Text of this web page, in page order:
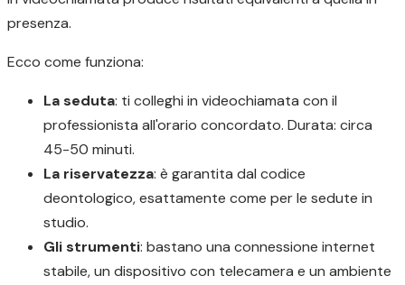
presenza.
Ecco come funziona:
La seduta: ti colleghi in videochiamata con il
professionista all'orario concordato. Durata: circa
45-50 minuti.
La riservatezza: è garantita dal codice
deontologico, esattamente come per le sedute in
studio.
Gli strumenti: bastano una connessione internet
stabile, un dispositivo con telecamera e un ambiente